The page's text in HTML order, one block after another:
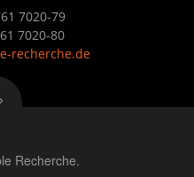
7020-79
7020-80
recherche.de
Recherche.